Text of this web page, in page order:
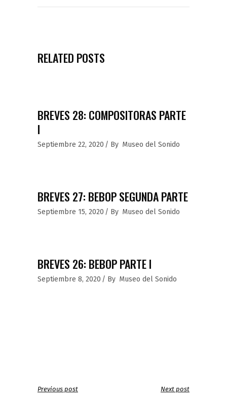
RELATED POSTS
BREVES 28: COMPOSITORAS PARTE
I
Septiembre 22, 2020 By Museo del Sonido
BREVES 27: BEBOP SEGUNDA PARTE
Septiembre 15, 2020 By Museo del Sonido
BREVES 26: BEBOP PARTE I
Septiembre 8, 2020 By Museo del Sonido
Previous post Next post